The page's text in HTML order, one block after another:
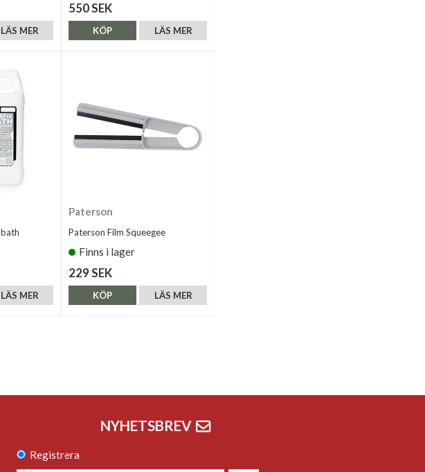
LÄS MER
550 SEK
LÄS MER
KÖP
LÄS MER
Paterson
Paterson Film Squeegee
Finns i lager
229 SEK
LÄS MER
KÖP
NYHETSBREV
Registrera